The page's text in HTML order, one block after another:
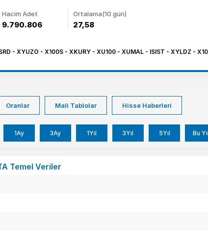
Hacim Adet
9.790.806
Ortalama(10 gün)
27,58
- XYUZO - X100S - XKURY - XU100 - XUMAL - ISIST - XYLDZ -
Oranlar Mali Tablolar Hisse Haberleri
1Ay 3Ay 1Yıl 3Yıl 5Yıl Bu Yıl
Temel Veriler